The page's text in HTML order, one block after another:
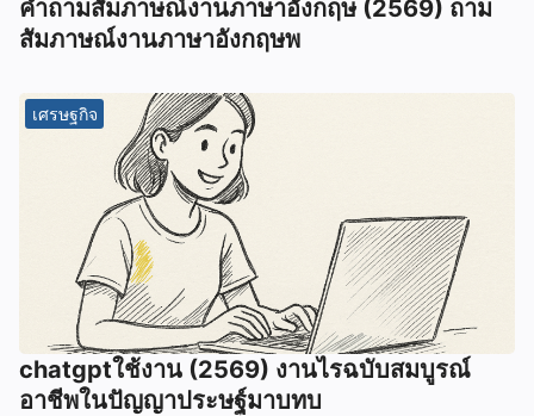
คําถามสัมภาษณ์งานภาษาอังกฤษ (2569) ถาม
สัมภาษณ์งานภาษาอังกฤษพ
เศรษฐกิจ
chatgptใช้งาน (2569) งานไรฉบับสมบูรณ์
อาชีพในปัญญาประษฐ์มาบทบ